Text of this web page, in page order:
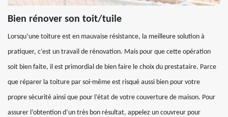
Bien rénover son toit/tuile
Lorsqu’une toiture est en mauvaise résistance, la meilleure solution à
pratiquer, c’est un travail de rénovation. Mais pour que cette opération
soit bien faite, il est primordial de bien faire le choix du prestataire. Parce
que réparer la toiture par soi-même est risqué aussi bien pour votre
propre sécurité ainsi que pour l’état de votre couverture de maison. Pour
assurer l’obtention d’un très bon résultat, appelez un couvreur pour